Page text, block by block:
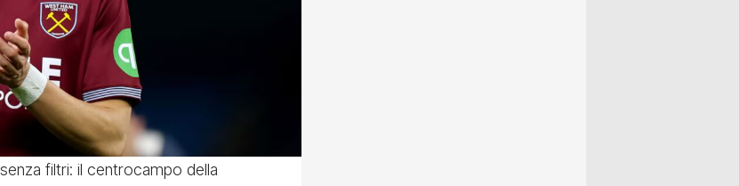
filtri: il centrocampo della